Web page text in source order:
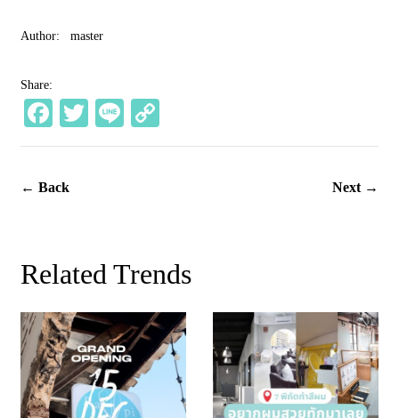
Author: master
Share:
Fa
ce
ok
T
wi
Li
ne op
← Back Next →
Related Trends